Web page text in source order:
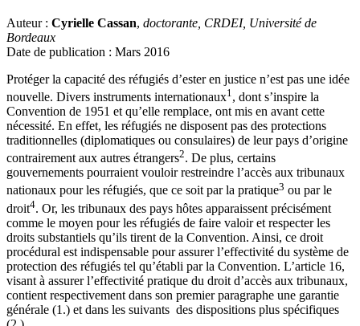
Auteur : Cyrielle Cassan, doctorante, CRDEI, Université de
Bordeaux
Date de publication : Mars 2016
Protéger la capacité des réfugiés d’ester en justice n’est pas une idée
nouvelle. Divers instruments internationaux1 , dont s’inspire la
Convention de 1951 et qu’elle remplace, ont mis en avant cette
nécessité. En effet, les réfugiés ne disposent pas des protections
traditionnelles (diplomatiques ou consulaires) de leur pays d’origine
contrairement aux autres étrangers2. De plus, certains
gouvernements pourraient vouloir restreindre l’accès aux tribunaux
nationaux pour les réfugiés, que ce soit par la pratique3 ou par le
droit4. Or, les tribunaux des pays hôtes apparaissent précisément
comme le moyen pour les réfugiés de faire valoir et respecter les
droits substantiels qu’ils tirent de la Convention. Ainsi, ce droit
procédural est indispensable pour assurer l’effectivité du système de
protection des réfugiés tel qu’établi par la Convention. L’article 16,
visant à assurer l’effectivité pratique du droit d’accès aux tribunaux,
contient respectivement dans son premier paragraphe une garantie
générale (1.) et dans les suivants des dispositions plus spécifiques